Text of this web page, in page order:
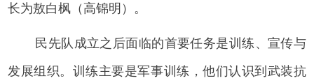
长为敖白枫（高锦明）。
民先队成立之后面临的首要任务是训练、宣传与
发展组织。训练主要是军事训练，他们认识到武装抗